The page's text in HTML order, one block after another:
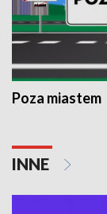
Poza miastem
INNE